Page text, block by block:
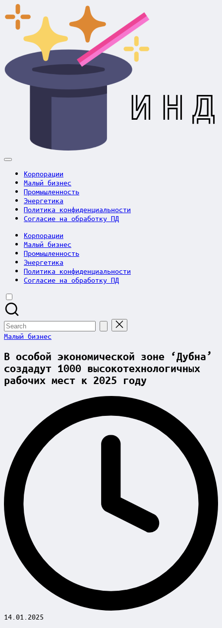
Skip
to
content
Индустрия
фокусеКорпорации
Малый бизнес
Промышленность
Энергетика
Политика конфиденциальности
Согласие на обработку ПД
Корпорации
Малый бизнес
Промышленность
Энергетика
Политика конфиденциальности
Согласие на обработку ПД
Search
for:
Posted
Малый бизнес
В особой экономической зоне ‘Дубна’
создадут 1000 высокотехнологичных
рабочих мест к 2025 году
14.01.2025